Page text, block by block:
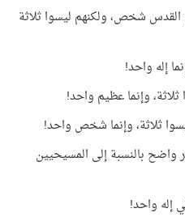
شخص، ولكنهم ليسوا ثلاثة
إله واحد!
وإنما عظيم واحد!
وإنما شخص واحد!
واضح بالنسبة إلى المسيحيين
إله واحد!